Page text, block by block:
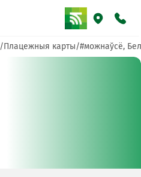
Плацежныя карты #можнаўсё,